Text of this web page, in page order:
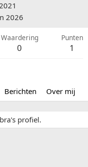
2026
Waardering
0
Punten
1
Berichten Over mij
profiel.